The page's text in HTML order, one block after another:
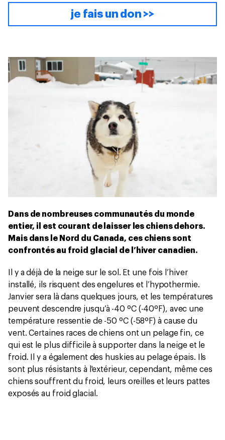
je fais un don >>
Dans de nombreuses communautés du monde
entier, il est courant de laisser les chiens dehors.
Mais dans le Nord du Canada, ces chiens sont
confrontés au froid glacial de l’hiver canadien.
Il y a déjà de la neige sur le sol. Et une fois l’hiver
installé, ils risquent des engelures et l’hypothermie.
Janvier sera là dans quelques jours, et les températures
peuvent descendre jusqu’à -40 ºC (-40ºF), avec une
température ressentie de -50 ºC (-58ºF) à cause du
vent. Certaines races de chiens ont un pelage fin, ce
qui est le plus difficile à supporter dans la neige et le
froid. Il y a également des huskies au pelage épais. Ils
sont plus résistants à l'extérieur, cependant, même ces
chiens souffrent du froid, leurs oreilles et leurs pattes
exposés au froid glacial.